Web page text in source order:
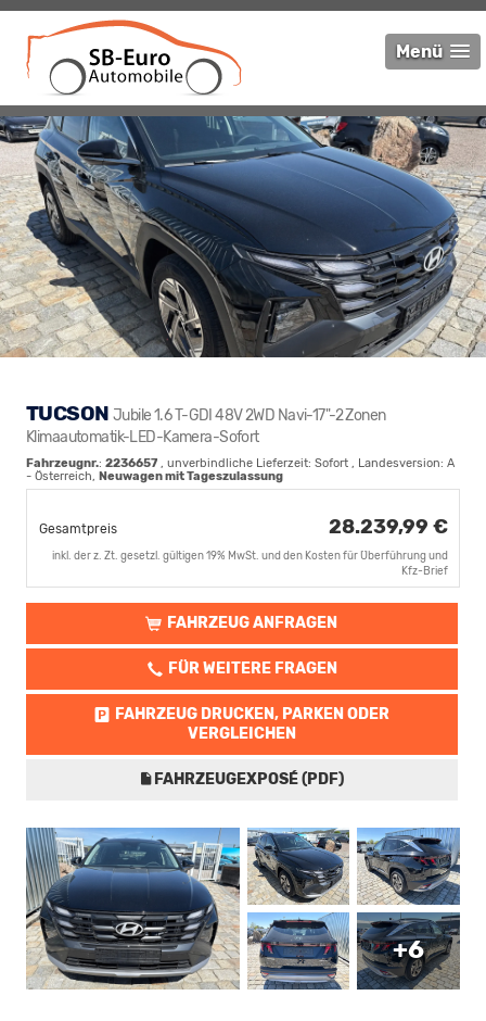
Menü
TUCSONJubile 1.6 T-GDI 48V 2WD Navi-17"-2 Zonen
Klimaautomatik-LED-Kamera-Sofort
Fahrzeugnr.: 2236657 , unverbindliche Lieferzeit: Sofort , Landesversion: A
- Österreich, Neuwagen mit Tageszulassung
Gesamtpreis 28.239,99 €
inkl. der z. Zt. gesetzl. gültigen 19% MwSt. und den Kosten für Überführung und
Kfz-Brief
FAHRZEUG ANFRAGEN
FÜR WEITERE FRAGEN
FAHRZEUG DRUCKEN, PARKEN ODER
VERGLEICHEN
FAHRZEUGEXPOSÉ (PDF)
+6